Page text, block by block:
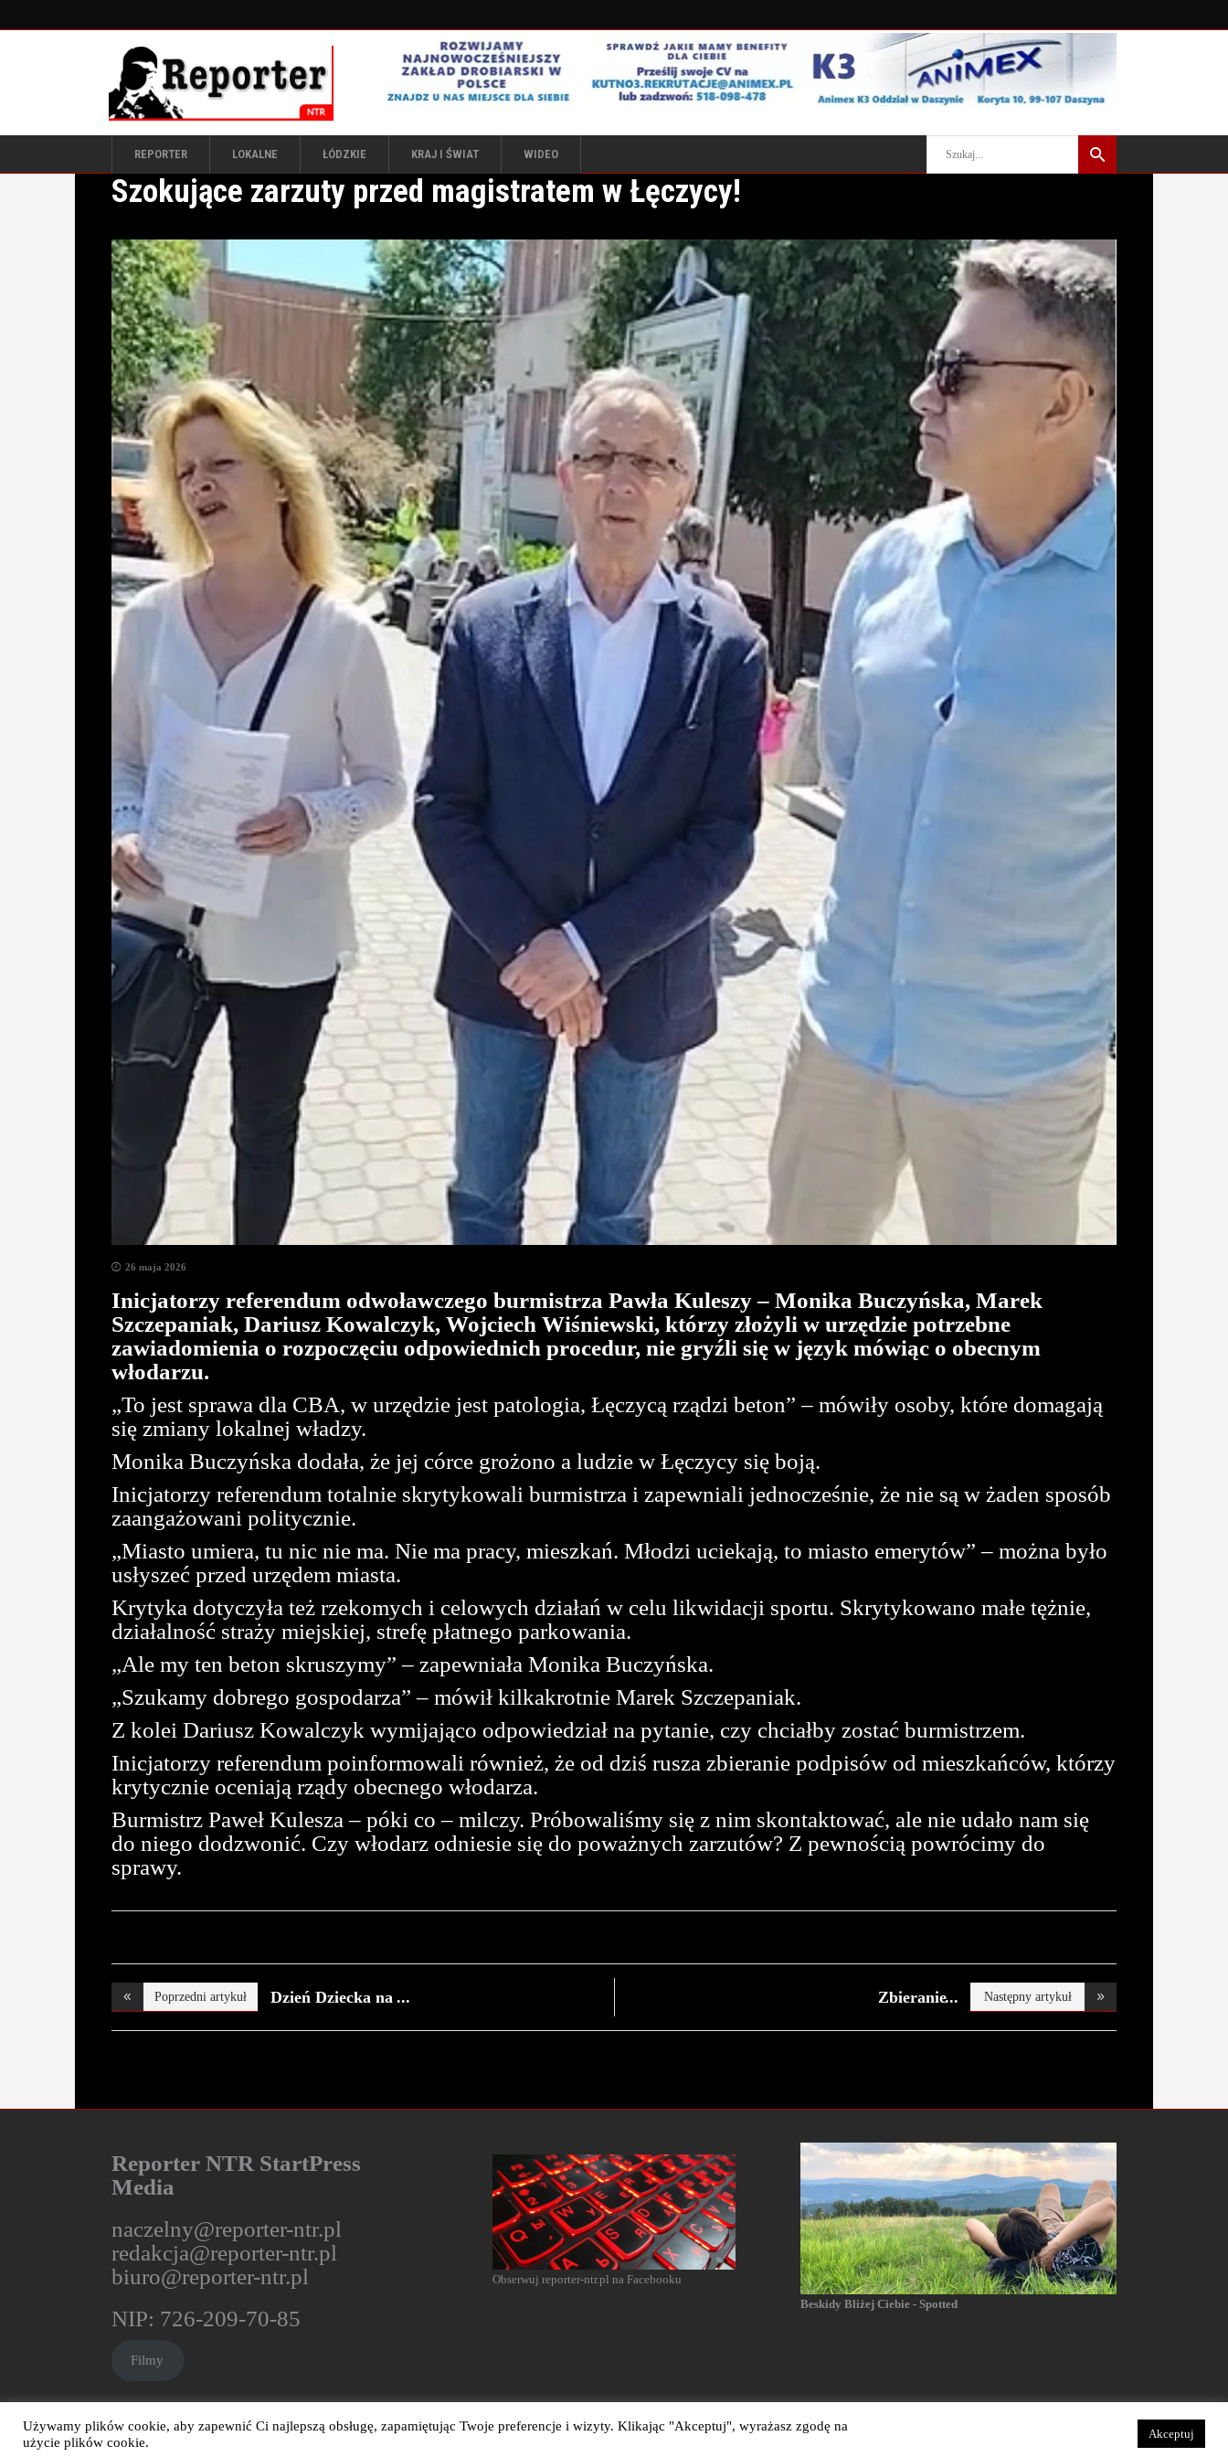
REPORTER LOKALNE ŁÓDZKIE KRAJ I ŚWIAT WIDEO
Szokujące zarzuty przed magistratem w Łęczycy!
26 maja 2026
Inicjatorzy referendum odwoławczego burmistrza Pawła Kuleszy – Monika Buczyńska, Marek
Szczepaniak, Dariusz Kowalczyk, Wojciech Wiśniewski, którzy złożyli w urzędzie potrzebne
zawiadomienia o rozpoczęciu odpowiednich procedur, nie gryźli się w język mówiąc o obecnym
włodarzu.
„To jest sprawa dla CBA, w urzędzie jest patologia, Łęczycą rządzi beton” – mówiły osoby, które domagają
się zmiany lokalnej władzy.
Monika Buczyńska dodała, że jej córce grożono a ludzie w Łęczycy się boją.
Inicjatorzy referendum totalnie skrytykowali burmistrza i zapewniali jednocześnie, że nie są w żaden sposób
zaangażowani politycznie.
„Miasto umiera, tu nic nie ma. Nie ma pracy, mieszkań. Młodzi uciekają, to miasto emerytów” – można było
usłyszeć przed urzędem miasta.
Krytyka dotyczyła też rzekomych i celowych działań w celu likwidacji sportu. Skrytykowano małe tężnie,
działalność straży miejskiej, strefę płatnego parkowania.
„Ale my ten beton skruszymy” – zapewniała Monika Buczyńska.
„Szukamy dobrego gospodarza” – mówił kilkakrotnie Marek Szczepaniak.
Z kolei Dariusz Kowalczyk wymijająco odpowiedział na pytanie, czy chciałby zostać burmistrzem.
Inicjatorzy referendum poinformowali również, że od dziś rusza zbieranie podpisów od mieszkańców, którzy
krytycznie oceniają rządy obecnego włodarza.
Burmistrz Paweł Kulesza – póki co – milczy. Próbowaliśmy się z nim skontaktować, ale nie udało nam się
do niego dodzwonić. Czy włodarz odniesie się do poważnych zarzutów? Z pewnością powrócimy do
sprawy.
Poprzedni artykuł
Dzień Dziecka na
Zbieranie
Następny artykuł
Reporter NTR StartPress
Media
naczelny@reporter-ntr.pl
redakcja@reporter-ntr.pl
biuro@reporter-ntr.pl
NIP: 726-209-70-85
Filmy
Obserwuj reporter-ntr.pl na Facebooku
Beskidy Bliżej Ciebie - Spotted
Reporter NTR - Wszelkie prawa zastrzeżone
Używamy plików cookie, aby zapewnić Ci najlepszą obsługę, zapamiętując Twoje preferencje i wizyty. Klikając "Akceptuj", wyrażasz zgodę na
użycie plików cookie.
Akceptuj